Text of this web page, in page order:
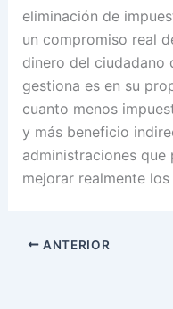
eliminación de
un compromiso real
dinero del ciudadano
gestiona es en su
cuanto menos
y más beneficio
administraciones
mejorar realmente
ANTERIOR